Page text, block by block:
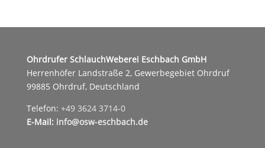
Ohrdrufer SchlauchWeberei Eschbach GmbH
Herrenhöfer Landstraße 2, Gewerbegebiet Ohrdruf
99885 Ohrdruf, Deutschland
Telefon: +49 3624 3714-0
E-Mail: info@osw-eschbach.de